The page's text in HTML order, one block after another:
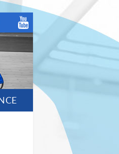
Youtube